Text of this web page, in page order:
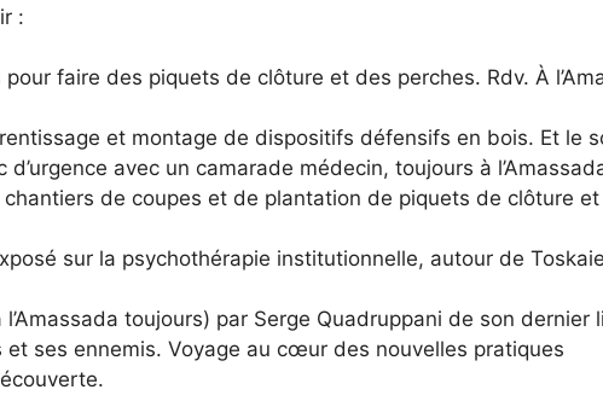
:
faire des piquets de clôture et des perches. Rdv. À
et montage de dispositifs défensifs en bois. Et le
avec un camarade médecin, toujours à
chantiers de coupes et de plantation de piquets de clôture
sur la psychothérapie institutionnelle, autour de
toujours) par Serge Quadruppani de son dernier
et ses ennemis. Voyage au cœur des nouvelles pratiques